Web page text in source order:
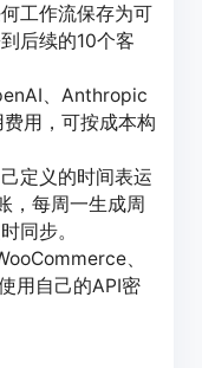
工作流保存为可
后续的10个客
、Anthropic
用，可按成本构
定义的时间表运
，每周一生成周
同步。
、
用自己的API密